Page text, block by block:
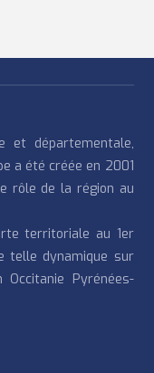
et départementale,
a été créée en 2001
rôle de la région au
territoriale au 1er
telle dynamique sur
Pyrénées-